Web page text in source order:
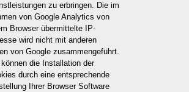
zu erbringen. Die im
von Google Analytics von
Browser übermittelte IP-
wird nicht mit anderen
von Google zusammengeführt.
die Installation der
durch eine entsprechende
Ihrer Browser Software